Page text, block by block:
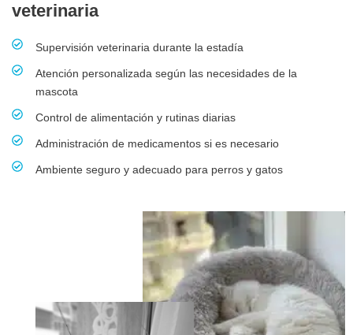
veterinaria
Supervisión veterinaria durante la estadía
Atención personalizada según las necesidades de la
mascota
Control de alimentación y rutinas diarias
Administración de medicamentos si es necesario
Ambiente seguro y adecuado para perros y gatos